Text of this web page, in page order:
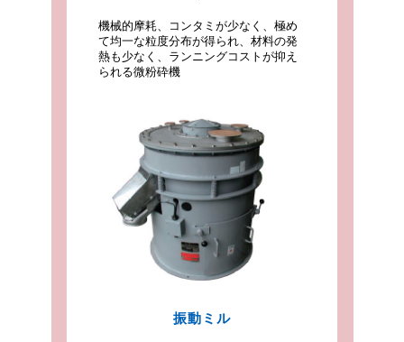
機械的摩耗、コンタミが少なく、極め
て均一な粒度分布が得られ、材料の発
熱も少なく、ランニングコストが抑え
られる微粉砕機
振動ミル